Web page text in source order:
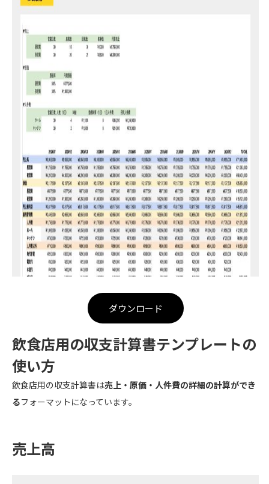
ダウンロード
飲食店用の収支計算書テンプレートの
使い方
飲食店用の収支計算書は売上・原価・人件費の詳細の計算ができ
るフォーマットになっています。
売上高